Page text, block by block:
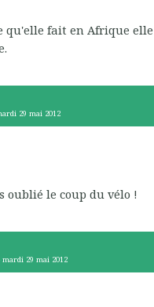
qu'elle fait en Afrique
29 mai 2012
oublié le coup du vélo !
mardi 29 mai 2012